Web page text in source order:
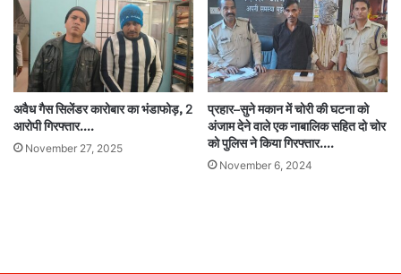
अवैध गैस सिलेंडर कारोबार का भंडाफोड़, 2
आरोपी गिरफ्तार….
November 27, 2025
प्रहार–सुने मकान में चोरी की घटना को
अंजाम देने वाले एक नाबालिक सहित दो चोर
को पुलिस ने किया गिरफ्तार….
November 6, 2024